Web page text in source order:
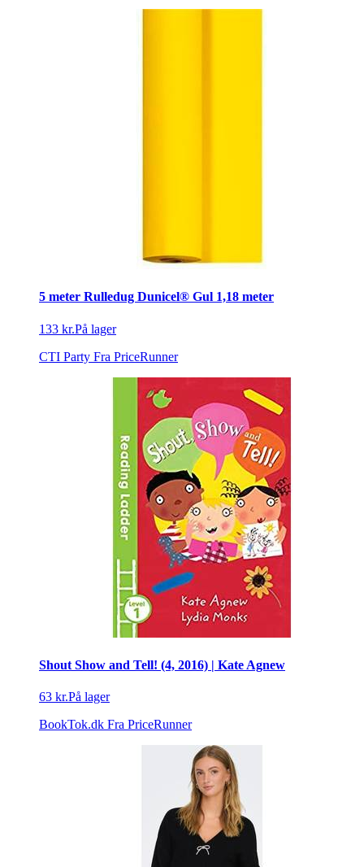
5 meter Rulledug Dunicel® Gul 1,18 meter
133 kr.På lager
CTI Party Fra PriceRunner
Shout Show and Tell! (4, 2016) | Kate Agnew
63 kr.På lager
BookTok.dk Fra PriceRunner